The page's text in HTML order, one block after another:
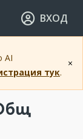
ВХОД
×
AI
тук.